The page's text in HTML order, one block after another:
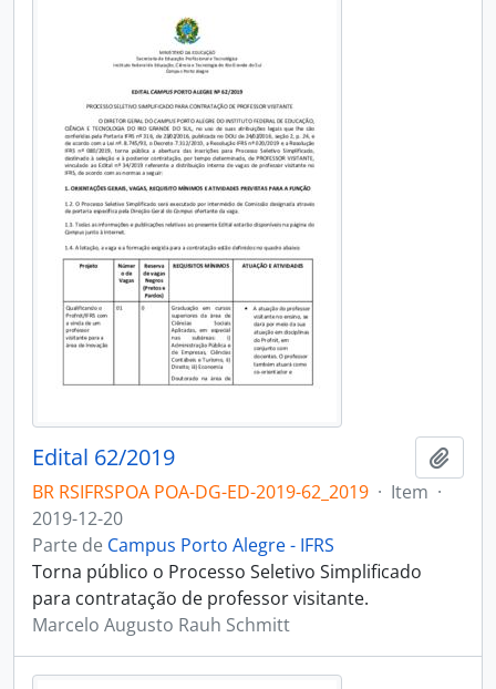
Edital 62/2019
BR RSIFRSPOA POA-DG-ED-2019-62_2019 · Item ·
2019-12-20
Parte de Campus Porto Alegre - IFRS
Torna público o Processo Seletivo Simplificado
para contratação de professor visitante.
Marcelo Augusto Rauh Schmitt